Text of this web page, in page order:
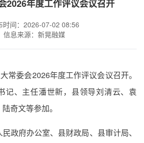
2026年度工作评议会议召开
时间：2026-07-02 08:56
信息来源：新晃融媒
常委会2026年度工作评议会议召开。
记、主任潘世新，县领导刘清云、袁
奇文等参加。
政府办公室、县财政局、县审计局、